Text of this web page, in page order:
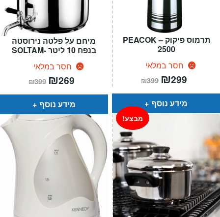
מיחם על פלטה נירוסטה
בנפח 10 ליטר -SOLTAM
חסר במלאי
₪399 המחיר
המקורי
היה:
₪399.
₪269
הוא:
מידע נוסף
תרמוס פיקוק – PEACOK
2500
חסר במלאי
₪399 המחיר
המקורי
היה:
₪399.
₪299
הוא:
מידע נוסף
מבצע!